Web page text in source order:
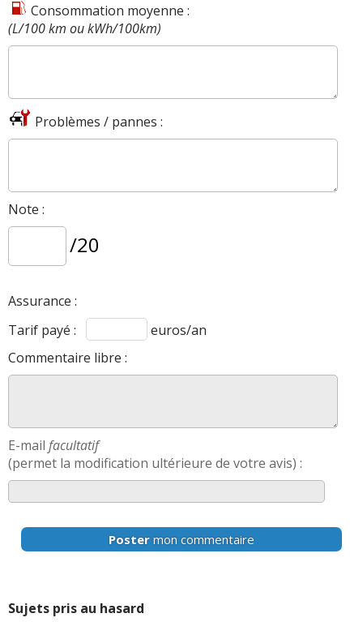
Consommation moyenne :
(L/100 km ou kWh/100km)
Problèmes / pannes :
Note :
/20
Assurance :
Tarif payé :
euros/an
Commentaire libre :
E-mail facultatif
(permet la modification ultérieure de votre avis) :
Poster mon commentaire
Sujets pris au hasard